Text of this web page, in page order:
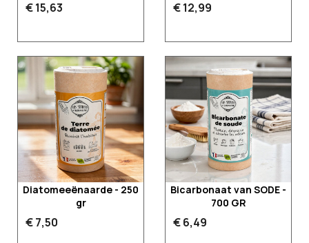
€ 15,63 € 12,99
Diatomeeënaarde - 250
gr
€ 7,50
Bicarbonaat van SODE -
700 GR
€ 6,49